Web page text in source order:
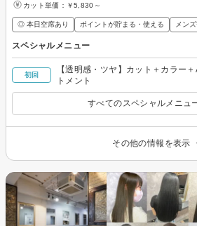
カット単価： ￥5,830～
◎ 本日空席あり ポイントが貯まる・使える メン
スペシャルメニュー
初回
【透明感・ツヤ】カット＋カラー
トメント
すべてのスペシャルメニュ
その他の情報を表示